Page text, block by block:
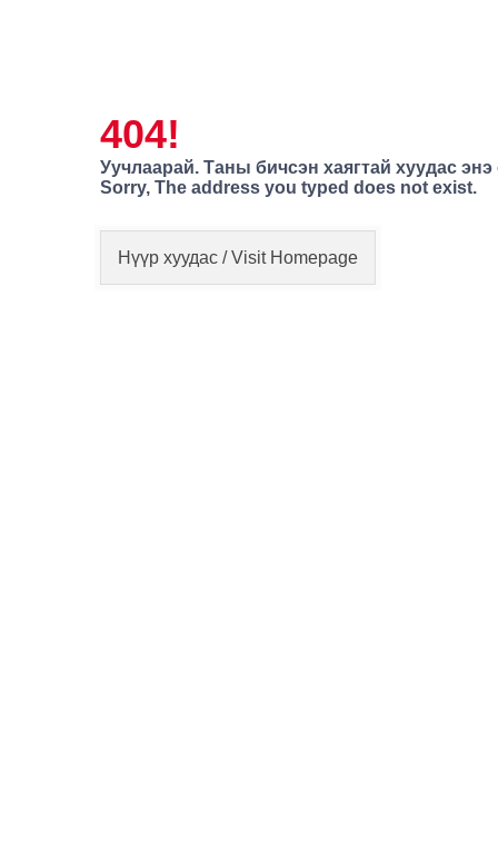
404!
Уучлаарай. Таны бичсэн хаягтай хуудас
Sorry, The address you typed does not exist.
Нүүр хуудас / Visit Homepage